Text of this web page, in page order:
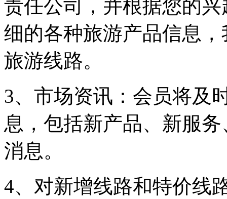
责任公司，并根据您的
细的各种旅游产品信息
旅游线路。
3、市场资讯：会员将及
息，包括新产品、新服
消息。
4、对新增线路和特价线